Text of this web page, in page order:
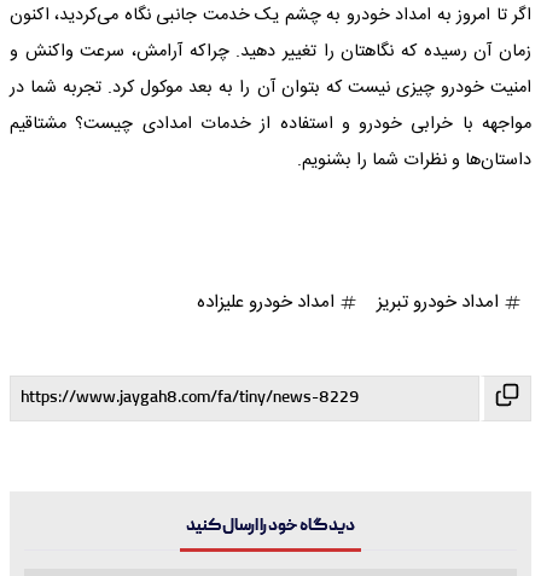
اگر تا امروز به امداد خودرو به چشم یک خدمت جانبی نگاه می‌کردید، اکنون
زمان آن رسیده که نگاهتان را تغییر دهید. چراکه آرامش، سرعت واکنش و
امنیت خودرو چیزی نیست که بتوان آن را به بعد موکول کرد. تجربه شما در
مواجهه با خرابی خودرو و استفاده از خدمات امدادی چیست؟ مشتاقیم
داستان‌ها و نظرات شما را بشنویم.
امداد خودرو تبریز امداد خودرو علیزاده
دیدگاه خود را ارسال کنید